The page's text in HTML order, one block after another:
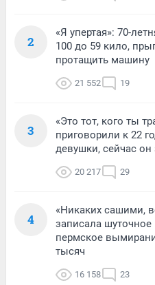
2
«Я упертая»: 70-
100 до 59 кило,
протащить машину
21 552 19
3
«Это тот, кого ты
приговорили к 22
девушки, сейчас он
20 217 29
4
«Никаких сашими,
записала
пермское
тысяч
16 158 23